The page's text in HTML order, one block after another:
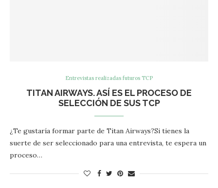
Entrevistas realizadas futuros TCP
TITAN AIRWAYS. ASÍ ES EL PROCESO DE
SELECCIÓN DE SUS TCP
¿Te gustaría formar parte de Titan Airways?Si tienes la
suerte de ser seleccionado para una entrevista, te espera un
proceso…